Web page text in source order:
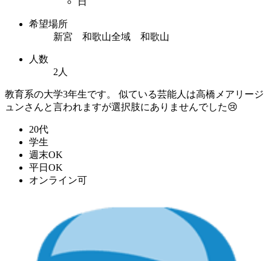
希望場所
新宮 和歌山全域 和歌山
人数
2人
教育系の大学3年生です。 似ている芸能人は高橋メアリージ
ュンさんと言われますが選択肢にありませんでした😢
20代
学生
週末OK
平日OK
オンライン可